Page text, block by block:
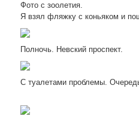
Фото с зоолетия.
Я взял фляжку с коньяком и
Полночь. Невский проспект.
С туалетами проблемы.